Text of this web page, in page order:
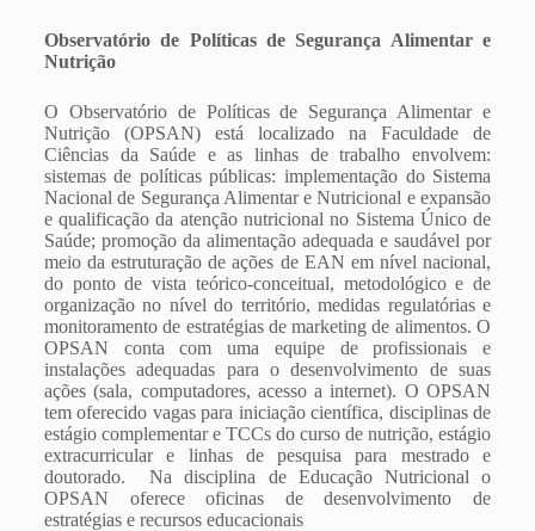
Observatório de Políticas de Segurança Alimentar e
Nutrição
O Observatório de Políticas de Segurança Alimentar e
Nutrição (OPSAN) está localizado na Faculdade de
Ciências da Saúde e as linhas de trabalho envolvem:
sistemas de políticas públicas: implementação do Sistema
Nacional de Segurança Alimentar e Nutricional e expansão
e qualificação da atenção nutricional no Sistema Único de
Saúde; promoção da alimentação adequada e saudável por
meio da estruturação de ações de EAN em nível nacional,
do ponto de vista teórico-conceitual, metodológico e de
organização no nível do território, medidas regulatórias e
monitoramento de estratégias de marketing de alimentos. O
OPSAN conta com uma equipe de profissionais e
instalações adequadas para o desenvolvimento de suas
ações (sala, computadores, acesso a internet). O OPSAN
tem oferecido vagas para iniciação científica, disciplinas de
estágio complementar e TCCs do curso de nutrição, estágio
extracurricular e linhas de pesquisa para mestrado e
doutorado. Na disciplina de Educação Nutricional o
OPSAN oferece oficinas de desenvolvimento de
estratégias e recursos educacionais